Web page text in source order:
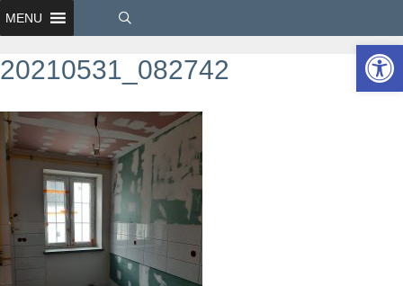
MENU
20210531_082742